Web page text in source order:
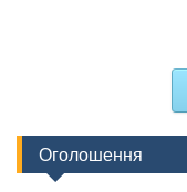
Оголошення